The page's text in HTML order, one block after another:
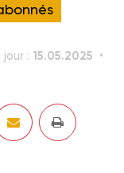
jour : 15.05.2025